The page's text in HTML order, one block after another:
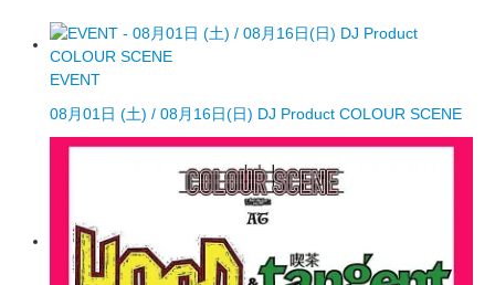
EVENT
08月01日 (土) / 08月16日(日) DJ Product COLOUR SCENE